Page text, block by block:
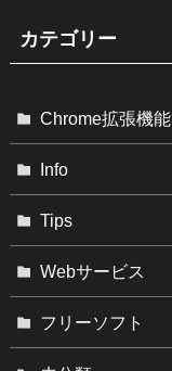
カテゴリー
Chrome拡張機能
Info
Tips
Webサービス
フリーソフト